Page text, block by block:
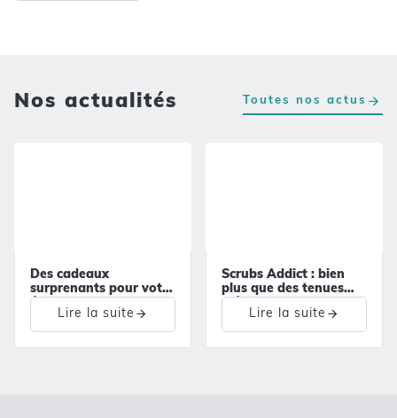
Nos actualités Toutes nos actus
Des cadeaux
surprenants pour votre
équipe !
Lire la suite
Scrubs Addict : bien
plus que des tenues
médicales !
Lire la suite